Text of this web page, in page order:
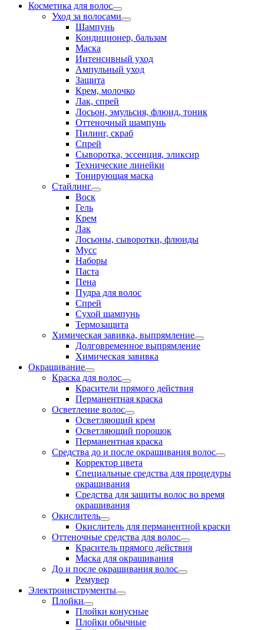
Косметика для волос
Уход за волосами
Шампунь
Кондиционер, бальзам
Маска
Интенсивный уход
Ампульный уход
Защита
Крем, молочко
Лак, спрей
Лосьон, эмульсия, флюид, тоник
Оттеночный шампунь
Пилинг, скраб
Спрей
Сыворотка, эссенция, эликсир
Технические линейки
Тонирующая маска
Стайлинг
Воск
Гель
Крем
Лак
Лосьоны, сыворотки, флюиды
Мусс
Наборы
Паста
Пена
Пудра для волос
Спрей
Сухой шампунь
Термозащита
Химическая завивка, выпрямление
Долговременное выпрямление
Химическая завивка
Окрашивание
Краска для волос
Красители прямого действия
Перманентная краска
Осветление волос
Осветляющий крем
Осветляющий порошок
Перманентная краска
Средства до и после окрашивания волос
Корректор цвета
Специальные средства для процедуры
окрашивания
Средства для защиты волос во время
окрашивания
Окислитель
Окислитель для перманентной краски
Оттеночные средства для волос
Краситель прямого действия
Маска для окрашивания
До и после окрашивания волос
Ремувер
Электроинструменты
Плойки
Плойки конусные
Плойки обычные